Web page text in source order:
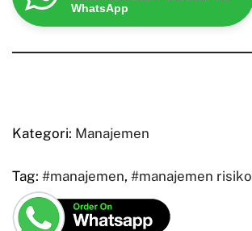
WhatsApp
Kategori: Manajemen
Tag: #manajemen, #manajemen risiko